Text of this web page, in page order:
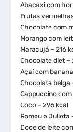
Abacaxi com
Frutas
Chocolate com
Morango com
Maracujá – 216
Chocolate diet –
Açaí com
Chocolate belga
Cappuccino
Coco – 296 kcal
Romeu e Julieta
Doce de leite